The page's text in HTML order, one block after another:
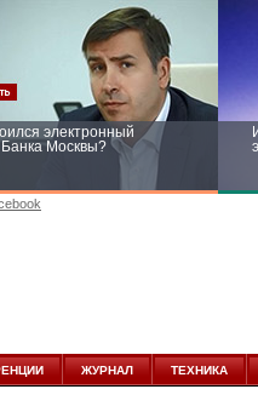
электронный
Москвы?
ЖУРНАЛ ТЕХНИКА